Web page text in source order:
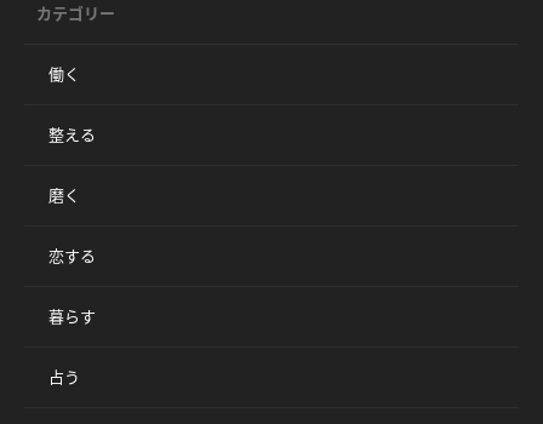
カテゴリー
働く
整える
磨く
恋する
暮らす
占う